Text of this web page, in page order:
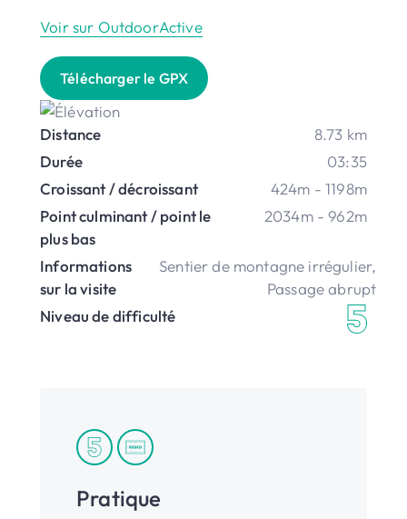
Voir sur OutdoorActive
Télécharger le GPX
Distance
8.73 km
Durée
03:35
Croissant / décroissant
424m - 1198m
Point culminant / point le
plus bas
2034m - 962m
Informations
sur la visite
Sentier de montagne irrégulier,
Passage abrupt
Niveau de difficulté
Pratique